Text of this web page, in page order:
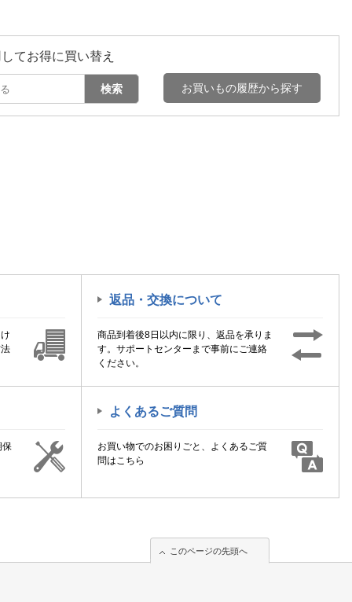
てお得に買い替え
検索 お買いもの履歴から探す
返品・交換について
商品到着後8日以内に限り、返品を承りま
す。サポートセンターまで事前にご連絡
ください。
保
よくあるご質問
お買い物でのお困りごと、よくあるご質
問はこちら
このページの先頭へ
このページの先頭へ